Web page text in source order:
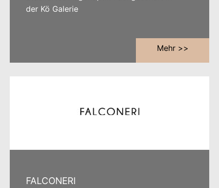
der Kö Galerie
Mehr >>
FALCONERI